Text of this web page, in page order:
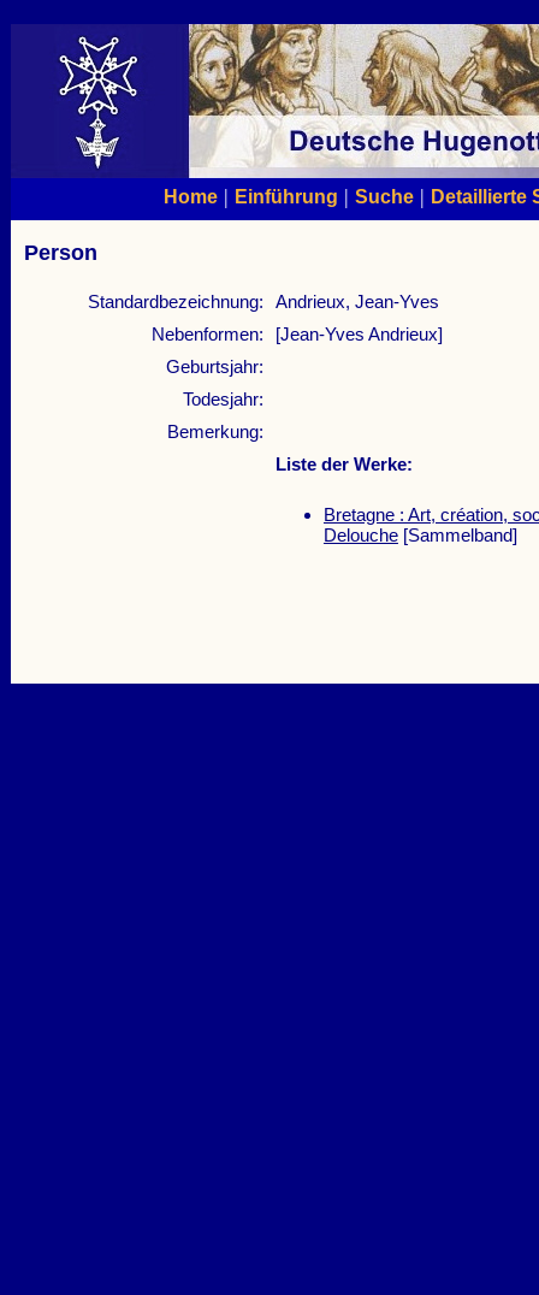
Home| Einführung | Suche| Detaillierte
Person
Standardbezeichnung:
Andrieux, Jean-Yves
Nebenformen:
[Jean-Yves Andrieux]
Geburtsjahr:
Todesjahr:
Bemerkung:
Liste der Werke:
Bretagne : Art, création,
Delouche[Sammelband]